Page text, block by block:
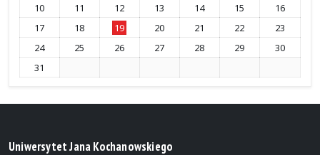
10
11 12 13 14 15
16
17
18 19 20 21 22
23
24
25 26 27 28 29
30
31
Uniwersytet Jana Kochanowskiego